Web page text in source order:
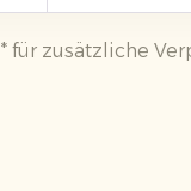
* für zusätzliche